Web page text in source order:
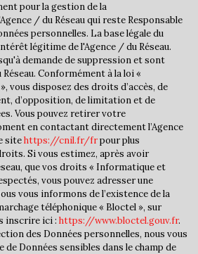
6 306
58,34 %
13,10 %
20,64 %
de 25 ans
32,87 %
ans
39,04 %
55 ans
28,08 %
par famille
1,05
pour la gestion de la
/ du Réseau qui reste Responsable
personnelles. La base légale du
légitime de l'Agence / du Réseau.
demande de suppression et sont
Conformément à la loi «
vous disposez des droits d’accès, de
d’opposition, de limitation et de
Vous pouvez retirer votre
en contactant directement l’Agence
sitehttps://cnil.fr/frpour plus
Si vous estimez, après avoir
que vos droits « Informatique et
vous pouvez adresser une
vous informons de l’existence de la
téléphonique « Bloctel », sur
inscrire ici : https://www.bloctel.gouv.fr.
des Données personnelles, nous vous
Données sensibles dans le champ de